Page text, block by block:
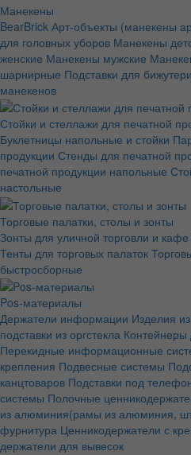
Манекены
BearBrick Арт-объекты (манекены
для головных уборов Манекены
женские Манекены мужские
шарнирные Подставки для
манекенов
Стойки и стеллажи для печатной
Буклетницы напольные и стойки
продукции Стенды для печатной
печатной продукции напольные
настольные
Торговые палатки, столы и зонты
Зонты для уличной торговли и кафе
Тенты для торговых палаток
быстросборные
Pos-материалы
Держатели информации Изделия
подставки из оргстекла Контейнеры
Перекидные информационные
крепления Подвесные системы
канцтоваров Подставки под
системы Полочные
из алюминия(рамы из алюминия,
фурнитура Ценникодержатели с
держатели для вывесок